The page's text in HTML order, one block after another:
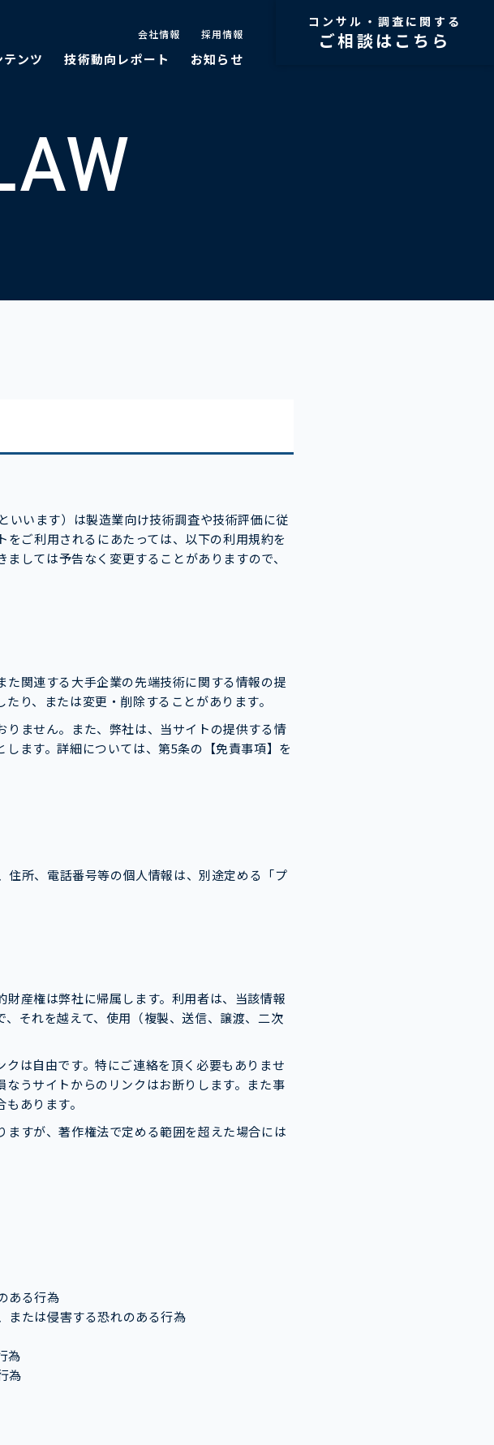
ンツ 技術動向レポート お知らせ
会社情報 採用情報
コンサル・調査に関する
ご相談はこちら
います）は製造業向け技術調査や技術評価に従
ご利用されるにあたっては、以下の利用規約を
しては予告なく変更することがありますので、
関連する大手企業の先端技術に関する情報の提
り、または変更・削除することがあります。
ません。また、弊社は、当サイトの提供する情
ます。詳細については、第5条の【免責事項】を
住所、電話番号等の個人情報は、別途定める「プ
産権は弊社に帰属します。利用者は、当該情報
それを越えて、使用（複製、送信、譲渡、二次
は自由です。特にご連絡を頂く必要もありませ
うサイトからのリンクはお断りします。また事
あります。
すが、著作権法で定める範囲を超えた場合には
ある行為
または侵害する恐れのある行為
為
為